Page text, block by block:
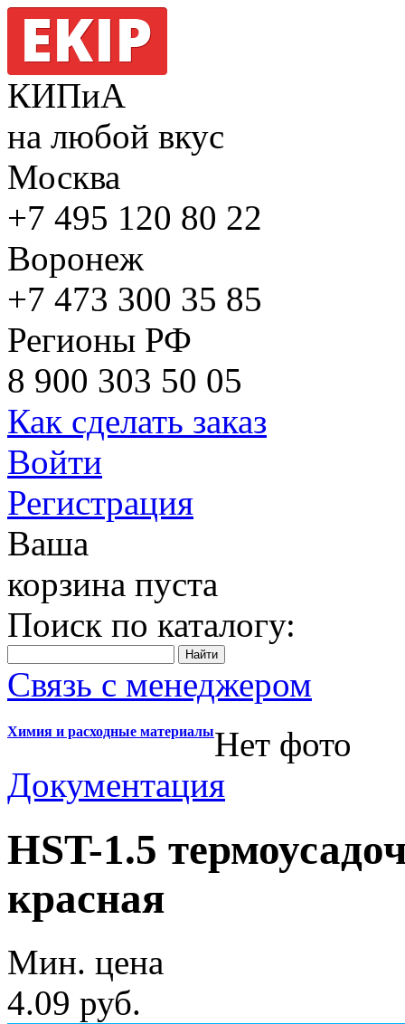
КИПиА
на любой вкус
Москва
+7 495 120 80 22
Воронеж
+7 473 300 35 85
Регионы РФ
8 900 303 50 05
Как сделать заказ
Войти
Регистрация
Ваша
корзина пуста
Поиск по каталогу:
Связь с менеджером
Химия и расходные материалыНет фото
Документация
HST-1.5
красная
Мин. цена
4.09 руб.